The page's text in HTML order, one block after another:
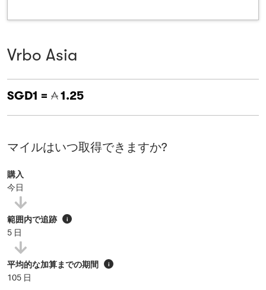
Vrbo Asia
SGD1 = 1.25
マイルはいつ取得できますか?
購入
今日
範囲内で追跡 i
5 日
平均的な加算までの期間 i
105 日